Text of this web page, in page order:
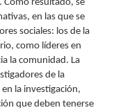
resultado, se
en las que se
sociales: los de la
como líderes en
la comunidad. La
de la
la investigación,
que deben tenerse